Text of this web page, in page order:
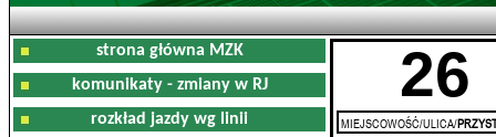
strona główna MZK
komunikaty - zmiany w RJ
rozkład jazdy wg linii
26
MIEJSCOWOŚĆ/ULICA/